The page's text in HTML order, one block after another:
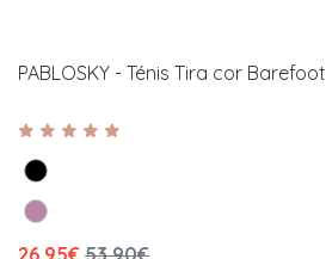
PABLOSKY - Ténis Tira cor Barefoot
26,95€ 53,90€